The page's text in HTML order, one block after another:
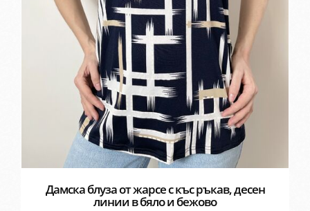
Дамска блуза от жарсе с къс ръкав, десен
линии в бяло и бежово